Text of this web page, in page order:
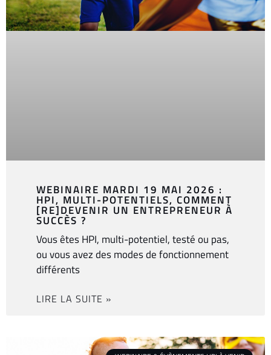
WEBINAIRE MARDI 19 MAI 2026 :
HPI, MULTI-POTENTIELS, COMMENT
[RE]DEVENIR UN ENTREPRENEUR À
SUCCÈS ?
Vous êtes HPI, multi-potentiel, testé ou pas,
ou vous avez des modes de fonctionnement
différents
LIRE LA SUITE »